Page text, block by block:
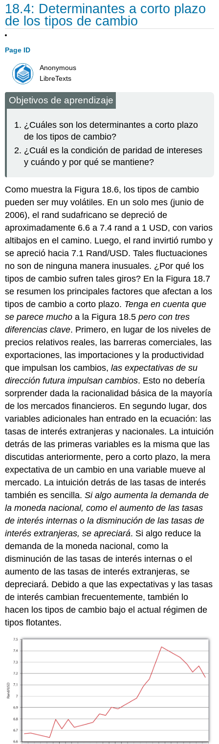
18.4: Determinantes a corto plazo
de los tipos de cambio
Page ID
Anonymous
LibreTexts
Objetivos de aprendizaje
¿Cuáles son los determinantes a corto plazo
de los tipos de cambio?
¿Cuál es la condición de paridad de intereses
y cuándo y por qué se mantiene?
Como muestra la Figura 18.6, los tipos de cambio
pueden ser muy volátiles. En un solo mes (junio de
2006), el rand sudafricano se depreció de
aproximadamente 6.6 a 7.4 rand a 1 USD, con varios
altibajos en el camino. Luego, el rand invirtió rumbo y
se apreció hacia 7.1 Rand/USD. Tales fluctuaciones
no son de ninguna manera inusuales. ¿Por qué los
tipos de cambio sufren tales giros? En la Figura 18.7
se resumen los principales factores que afectan a los
tipos de cambio a corto plazo. Tenga en cuenta que
se parece mucho a la Figura 18.5pero con tres
diferencias clave. Primero, en lugar de los niveles de
precios relativos reales, las barreras comerciales, las
exportaciones, las importaciones y la productividad
que impulsan los cambios,las expectativas de su
dirección futura impulsan cambios. Esto no debería
sorprender dada la racionalidad básica de la mayoría
de los mercados financieros. En segundo lugar, dos
variables adicionales han entrado en la ecuación: las
tasas de interés extranjeras y nacionales. La intuición
detrás de las primeras variables es la misma que las
discutidas anteriormente, pero a corto plazo, la mera
expectativa de un cambio en una variable mueve al
mercado. La intuición detrás de las tasas de interés
también es sencilla.Si algo aumenta la demanda de
la moneda nacional, como el aumento de las tasas
de interés internas o la disminución de las tasas de
interés extranjeras, se apreciará. Si algo reduce la
demanda de la moneda nacional, como la
disminución de las tasas de interés internas o el
aumento de las tasas de interés extranjeras, se
depreciará. Debido a que las expectativas y las tasas
de interés cambian frecuentemente, también lo
hacen los tipos de cambio bajo el actual régimen de
tipos flotantes.